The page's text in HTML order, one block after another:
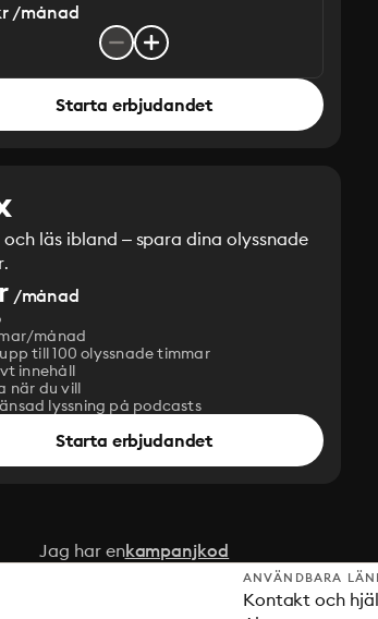
/månad
Starta erbjudandet
och läs ibland – spara dina olyssnade
/månad
månad
till 100 olyssnade timmar
innehåll
när du vill
lyssning på podcasts
Starta erbjudandet
Jag har enkampanjkod
ANVÄNDBARA
Kontakt och